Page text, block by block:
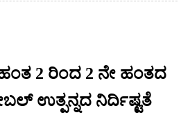
ಹಂತ 2 ರಿಂದ 2 ನೇ ಹಂತದ
ಉತ್ಪನ್ನದ ನಿರ್ದಿಷ್ಟತೆ